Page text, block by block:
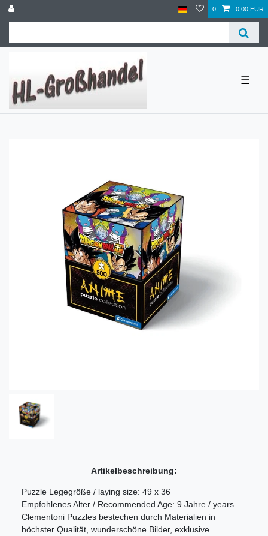
0 0,00 EUR
☰
Artikelbeschreibung:
Puzzle Legegröße / laying size: 49 x 36
Empfohlenes Alter / Recommended Age: 9 Jahre / years
Clementoni Puzzles bestechen durch Materialien in
höchster Qualität, wunderschöne Bilder, exklusive